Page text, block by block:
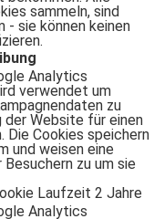
sammeln, sind
- sie können keinen
Analytics
verwendet um
zu
der Website für einen
Die Cookies speichern
und weisen eine
zu um sie
Laufzeit 2 Jahre
Analytics